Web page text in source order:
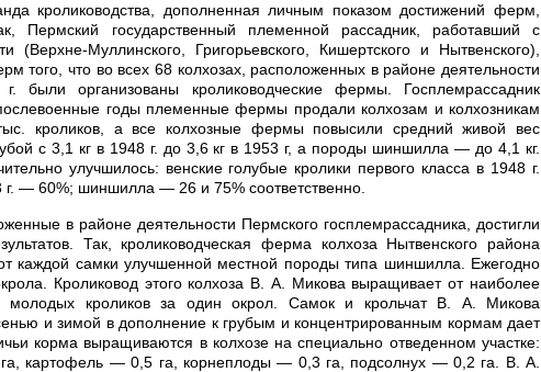
кролиководства, дополненная личным показом достижений ферм,
Пермский государственный племенной рассадник, работавший с
(Верхне-Муллинского, Григорьевского, Кишертского и Нытвенского),
того, что во всех 68 колхозах, расположенных в районе деятельности
были организованы кролиководческие фермы. Госплемрассадник
годы племенные фермы продали колхозам и колхозникам
кроликов, а все колхозные фермы повысили средний живой вес
с 3,1 кг в 1948 г. до 3,6 кг в 1953 г, а породы шиншилла — до 4,1 кг.
улучшилось: венские голубые кролики первого класса в 1948 г.
г. — 60%; шиншилла — 26 и 75% соответственно.
в районе деятельности Пермского госплемрассадника, достигли
Так, кролиководческая ферма колхоза Нытвенского района
каждой самки улучшенной местной породы типа шиншилла. Ежегодно
Кроликовод этого колхоза В. А. Микова выращивает от наиболее
кроликов за один окрол. Самок и крольчат В. А. Микова
и зимой в дополнение к грубым и концентрированным кормам дает
корма выращиваются в колхозе на специально отведенном участке:
картофель — 0,5 га, корнеплоды — 0,3 га, подсолнух — 0,2 га. В. А.